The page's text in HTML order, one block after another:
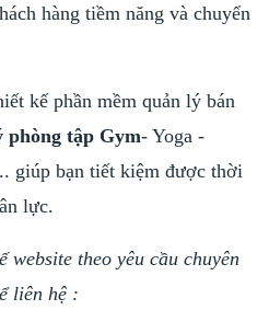
hàng tiềm năng và chuyển
kế phần mềm quản lý bán
phòng tập Gym- Yoga -
giúp bạn tiết kiệm được thời
lực.
theo yêu cầu chuyên
liên hệ :